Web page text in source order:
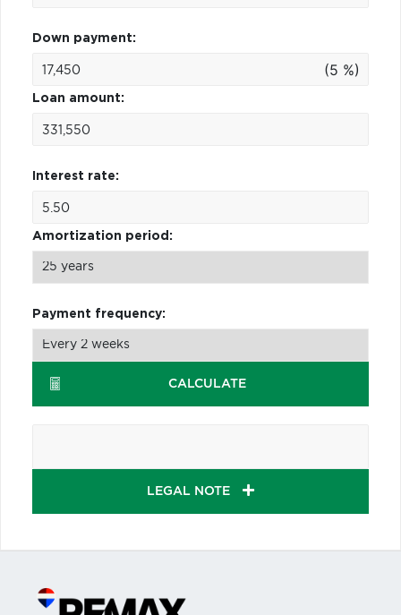
Down payment:
(5 %)
Loan amount:
Interest rate:
Amortization period:
Payment frequency:
CALCULATE
LEGAL NOTE